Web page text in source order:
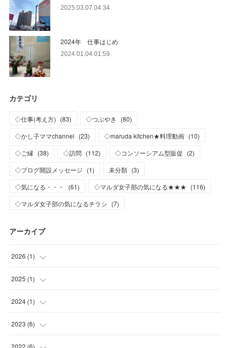
2025.03.07 04:34
2024年 仕事はじめ
2024.01.04 01:59
カテゴリ
◇仕事(考え方) (83) ◇つぶやき (80)
◇かし子ママchannel (23) ◇maruda kitchen★料理動画 (10)
◇ご縁 (38) ◇訪問 (112) ◇コンソーシアム型販促 (2)
◇ブログ開設メッセージ (1) 未分類 (3)
◇気になる・・・
(61) ◇マルダ女子部の気になる★★★ (116)
◇マルダ女子部の気になるチラシ (7)
アーカイブ
2026 (1)
( )
2025 (1)
( )
2024 (1)
( )
2023 (6)
( )
2022 (6)